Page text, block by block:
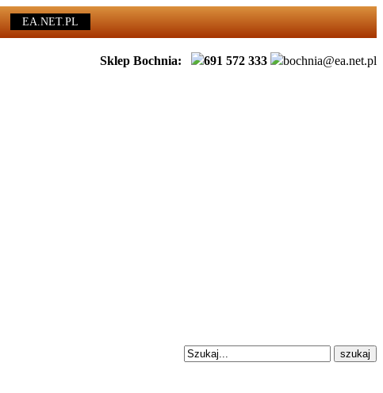
EA.NET.PL
Sklep Bochnia: 691 572 333 bochnia@ea.net.pl